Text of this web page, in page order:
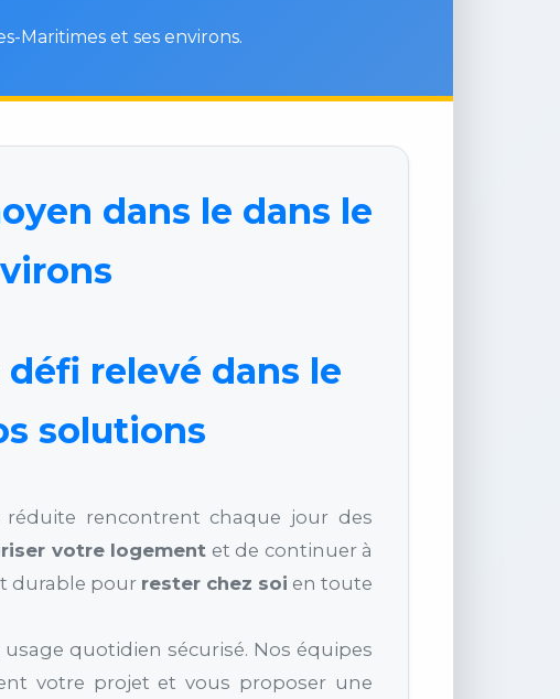
Maritimes et ses environs.
dans le dans le
relevé dans le
solutions
rencontrent chaque jour des
votre logement et de continuer à
durable pour rester chez soi en toute
quotidien sécurisé. Nos équipes
votre projet et vous proposer une